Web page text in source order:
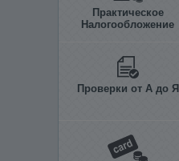
Практическое
Налогообложение
Проверки от А до Я